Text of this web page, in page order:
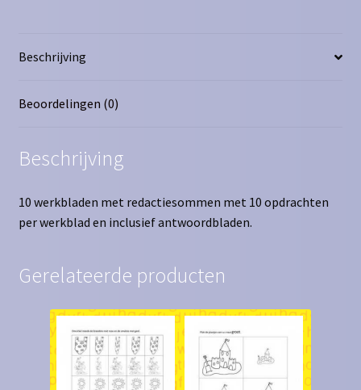
Beschrijving
Beoordelingen (0)
Beschrijving
10 werkbladen met redactiesommen met 10 opdrachten
per werkblad en inclusief antwoordbladen.
Gerelateerde producten